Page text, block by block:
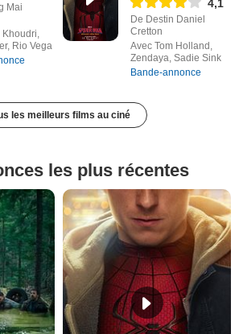
Mai
Khoudri,
Rio Vega
4,1
De Destin Daniel
Cretton
Avec Tom Holland,
Zendaya, Sadie Sink
Bande-annonce
les meilleurs films au ciné
les plus récentes